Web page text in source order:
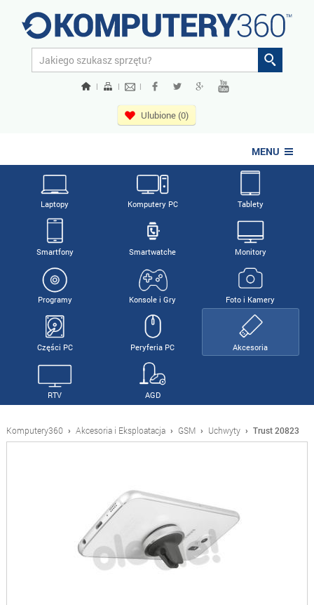
| | |
Ulubione (0)
MENU
Laptopy Komputery PC Tablety
Smartfony Smartwatche Monitory
Programy Konsole i Gry Foto i Kamery
Części PC Peryferia PC Akcesoria
RTV AGD
Komputery360 › Akcesoria i Eksploatacja › GSM › Uchwyty › Trust 20823